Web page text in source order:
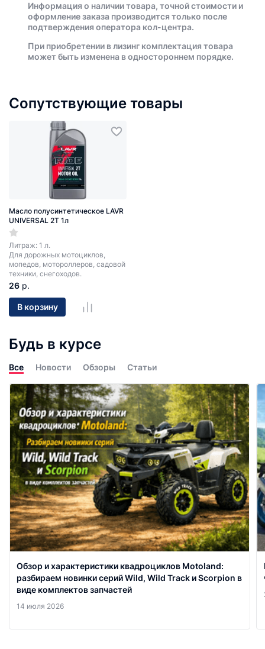
Информация о наличии товара, точной стоимости и
оформление заказа производится только после
подтверждения оператора кол-центра.
При приобретении в лизинг комплектация товара
может быть изменена в одностороннем порядке.
Сопутствующие товары
Масло полусинтетическое LAVR
UNIVERSAL 2T 1л
Литраж: 1 л.
Для дорожных мотоциклов,
мопедов, мотороллеров, садовой
техники, снегоходов.
26 р.
В корзину
Будь в курсе
Все Новости Обзоры Статьи
Обзор и характеристики квадроциклов Motoland:
разбираем новинки серий Wild, Wild Track и Scorpion в
виде комплектов запчастей
14 июля 2026